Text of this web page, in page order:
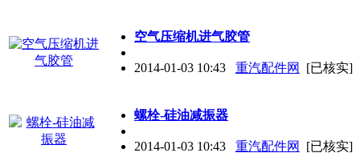
空气压缩机进气胶管
2014-01-03 10:43 重汽配件网 [已核实]
螺栓-硅油减振器
2014-01-03 10:43 重汽配件网 [已核实]